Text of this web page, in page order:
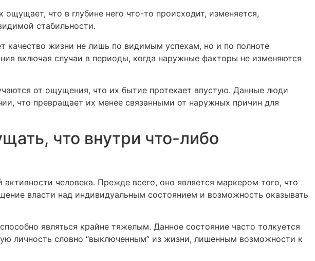
что в глубине него что-то происходит, изменяется,
стабильности.
качество жизни не лишь по видимым успехам, но и по полноте
включая случаи в периоды, когда наружные факторы не изменяются
от ощущения, что их бытие протекает впустую. Данные люди
что превращает их менее связанными от наружных причин для
что внутри что-либо
человека. Прежде всего, оно является маркером того, что
власти над индивидуальным состоянием и возможность оказывать
являться крайне тяжелым. Данное состояние часто толкуется
личность словно “выключенным” из жизни, лишенным возможности к